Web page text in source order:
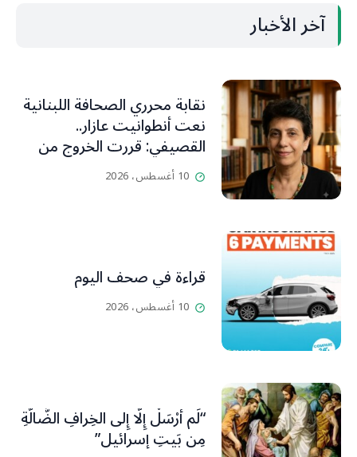
آخر الأخبار
نقابة محرري الصحافة اللبنانية
نعت أنطوانيت عازار..
القصيفي: قررت الخروج من
عزلتها والإنطلاق إلى عالم
أفضل ينسيها ما سامته من
10 أغسطس، 2026
قراءة في صحف اليوم
10 أغسطس، 2026
“لَم أُرْسَلْ إِلَّا إِلى الخِرافِ الضَّالَّةِ
مِن بَيتِ إسرائيل”